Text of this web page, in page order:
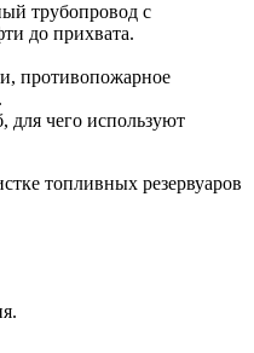
трубопровод с
до прихвата.
противопожарное
чего используют
топливных резервуаров